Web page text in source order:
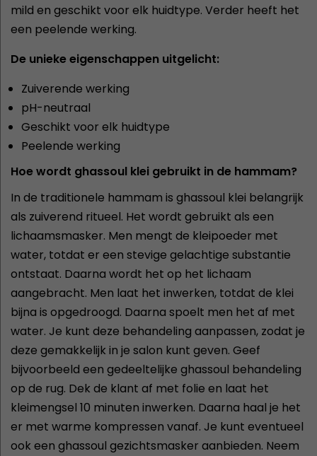
mild en geschikt voor elk huidtype. Verder heeft het
een peelende werking.
De unieke eigenschappen uitgelicht:
Zuiverende werking
pH-neutraal
Geschikt voor elk huidtype
Peelende werking
Hoe wordt ghassoul klei gebruikt in de hammam?
In de traditionele hammam is ghassoul klei belangrijk
als zuiverend ritueel. Het wordt gebruikt als een
lichaamsmasker. Men mengt de kleipoeder met
water, totdat er een stevige gelachtige substantie
ontstaat. Daarna wordt het op het lichaam
aangebracht. Men laat het inwerken, totdat de klei
bijna is opgedroogd. Daarna spoelt men het af met
water. Je kunt deze behandeling aanpassen, zodat je
deze gemakkelijk in je salon kunt geven. Geef
bijvoorbeeld een gedeeltelijke ghassoul behandeling
op de rug. Dek de klant af met folie en laat het
kleimengsel 10 minuten inwerken. Daarna haal je het
er met warme kompressen vanaf. Je kunt eventueel
ook een ghassoul gezichtsmasker aanbieden. Neem